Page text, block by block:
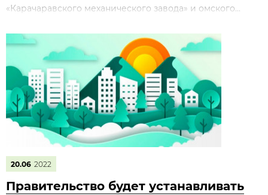
«Карачаравского механического завода» и омского...
20.06 2022
Правительство будет устанавливать